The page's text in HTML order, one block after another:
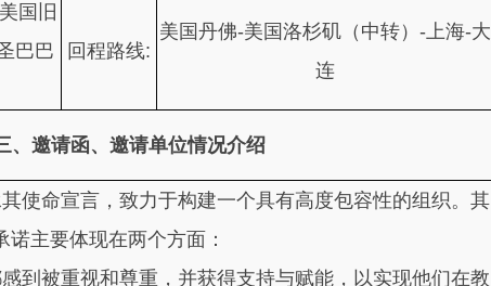
国旧
巴巴
回程路线:
美国丹佛-美国洛杉矶（中转）-上海-大
连
、邀请函、邀请单位情况介绍
使命宣言，致力于构建一个具有高度包容性的组织。其
诺主要体现在两个方面：
到被重视和尊重，并获得支持与赋能，以实现他们在教